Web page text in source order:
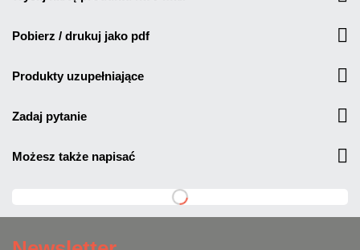
pobierz / drukuj jako pdf
produkty uzupełniające
zadaj pytanie
możesz także napisać